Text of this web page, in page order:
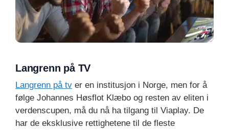
Langrenn på TV
Langrenn på tv er en institusjon i Norge, men for å
følge Johannes Høsflot Klæbo og resten av eliten i
verdenscupen, må du nå ha tilgang til Viaplay. De
har de eksklusive rettighetene til de fleste